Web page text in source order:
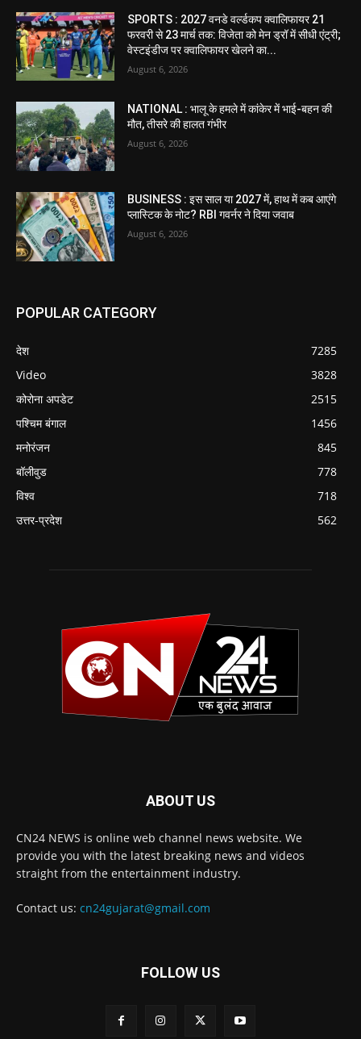
SPORTS : 2027 वनडे वर्ल्डकप क्वालिफायर 21
फरवरी से 23 मार्च तक: विजेता को मेन ड्रॉ में सीधी एंट्री;
वेस्टइंडीज पर क्वालिफायर खेलने का...
August 6, 2026
NATIONAL : भालू के हमले में कांकेर में भाई-बहन की
मौत, तीसरे की हालत गंभीर
August 6, 2026
BUSINESS : इस साल या 2027 में, हाथ में कब आएंगे
प्लास्टिक के नोट? RBI गवर्नर ने दिया जवाब
August 6, 2026
POPULAR CATEGORY
देश
7285
Video
3828
कोरोना अपडेट
2515
पश्चिम बंगाल
1456
मनोरंजन
845
बॉलीवुड
778
विश्व
718
उत्तर-प्रदेश
562
ABOUT US
CN24 NEWS is online web channel news website. We
provide you with the latest breaking news and videos
straight from the entertainment industry.
Contact us: cn24gujarat@gmail.com
FOLLOW US